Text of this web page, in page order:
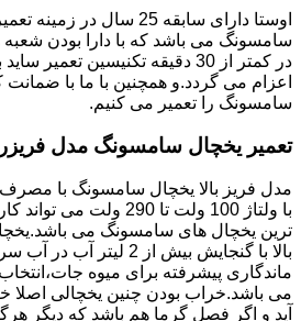
اوستا دارای سابقه 25 سال
سامسونگ می باشد که با دارا بودن
در کمتر از 30 دقیقه تکنیسین
اعزام می گردد.و همچنین با ما با ضمانت
سامسونگ را تعمیر می کنیم.
تعمیر یخچال سامسونگ مدل فریزر
مدل فریز بالا یخچال سامسونگ با
با ولتاژ 100 ولت تا 290
ترین یخچال های سامسونگ می
بالا با گنجایش بیش از 2
ماندگاری پیشرفته برای میوه
می باشد.خراب بودن چنین یخچالی
آید و اگر فصل گرما هم باشد که دیگر